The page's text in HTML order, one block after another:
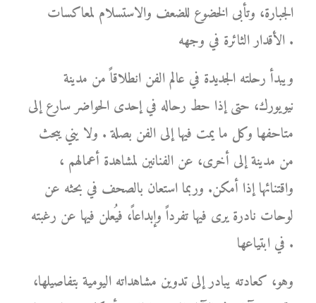
الجبارة، وتأبى الخضوع للضعف والاستسلام لمعاكسات
الأقدار الثائرة في وجهه .
ويبدأ رحلته الجديدة في عالم الفن انطلاقاً من مدينة
نيويورك، حتى إذا حط رحاله في إحدى الحواضر سارع إلى
متاحفها وكل ما يمت فيها إلى الفن بصلة . ولا يني يبحث
من مدينة إلى أخرى، عن الفنانين لمشاهدة أعمالهم ،
واقتنائها إذا أمكن. وربما استعان بالصحف في بحثه عن
لوحات نادرة يرى فيها تفرداً وإبداعاً، فيُعلن فيها عن رغبته
في ابتياعها .
وهو، كعادته يبادر إلى تدوين مشاهداته اليومية بتفاصيلها،